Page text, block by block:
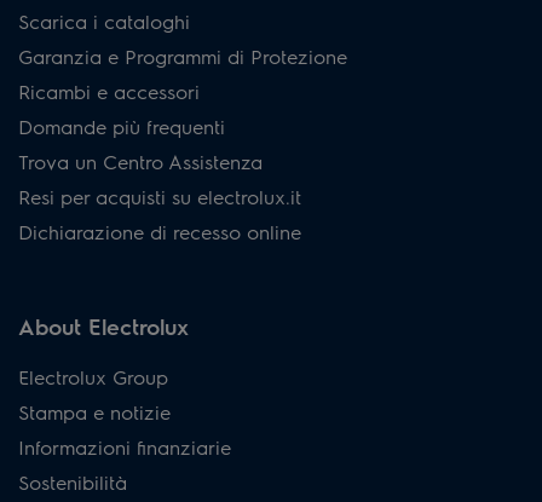
Scarica i cataloghi
Garanzia e Programmi di Protezione
Ricambi e accessori
Domande più frequenti
Trova un Centro Assistenza
Resi per acquisti su electrolux.it
Dichiarazione di recesso online
About Electrolux
Electrolux Group
Stampa e notizie
Informazioni finanziarie
Sostenibilità